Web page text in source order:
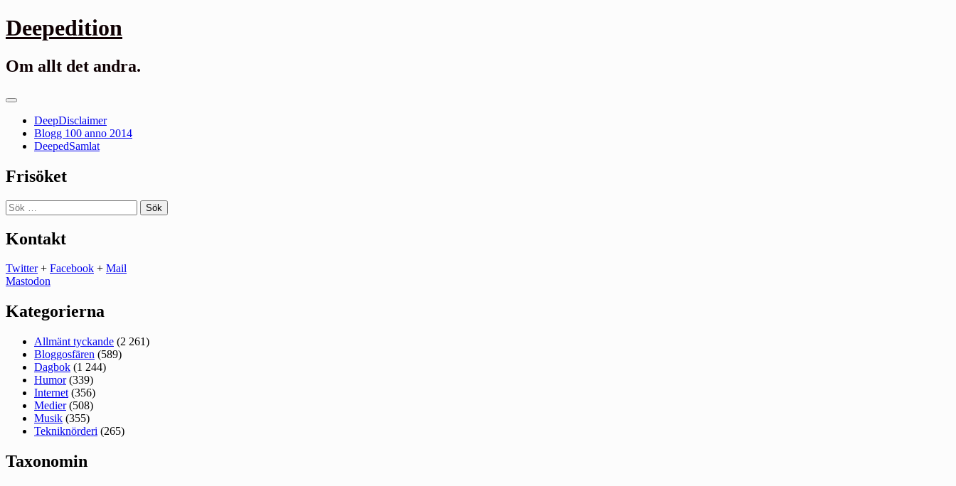
Gå
till
Deepedition
Om allt det andra.
Primär
DeepDisclaimer
Blogg 100 anno 2014
DeepedSamlat
Frisöket
Sök
efter:
Kontakt
Twitter+ Facebook + Mail
Mastodon
Kategorierna
Allmänt tyckande (2 261)
Bloggosfären (589)
Dagbok (1 244)
Humor(339)
Internet (356)
Medier(508)
Musik (355)
Tekniknörderi (265)
Taxonomin